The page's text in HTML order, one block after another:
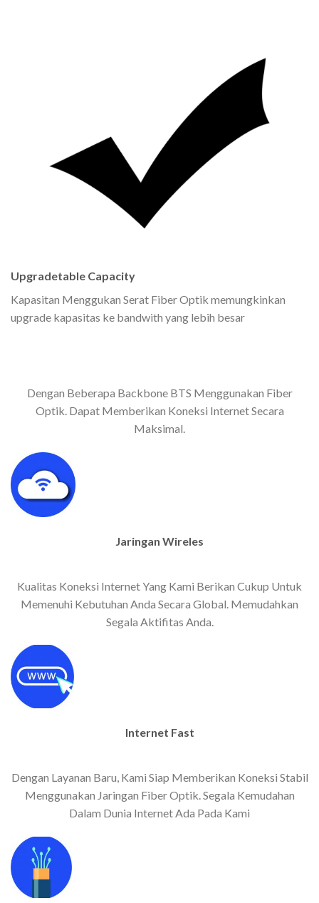
Upgradetable Capacity
Kapasitan Menggukan Serat Fiber Optik memungkinkan
upgrade kapasitas ke bandwith yang lebih besar
Dengan Beberapa Backbone BTS Menggunakan Fiber
Optik. Dapat Memberikan Koneksi Internet Secara
Maksimal.
Jaringan Wireles
Kualitas Koneksi Internet Yang Kami Berikan Cukup Untuk
Memenuhi Kebutuhan Anda Secara Global. Memudahkan
Segala Aktifitas Anda.
Internet Fast
Dengan Layanan Baru, Kami Siap Memberikan Koneksi Stabil
Menggunakan Jaringan Fiber Optik. Segala Kemudahan
Dalam Dunia Internet Ada Pada Kami